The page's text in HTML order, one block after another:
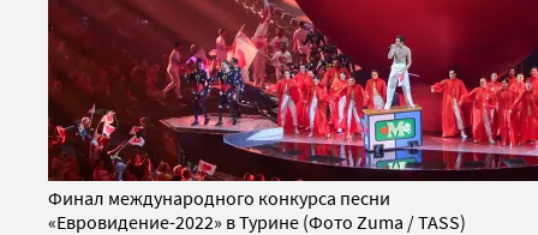
Финал международного конкурса песни
«Евровидение-2022» в Турине (Фото Zuma / TASS)